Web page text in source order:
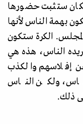
مكان ستثبت حضورها
بهمة الناس لأنها
أو 128 أو نصف المجلس. الكرة ستكون
الناس، هذه هي
إفلاسهم والكذب
ولكن الناس